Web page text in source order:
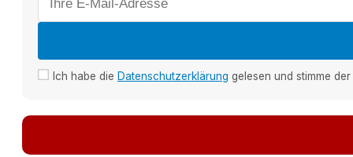
Mail-
Adresse
Benachrichtigung
Ich habe die Datenschutzerklärung gelesen und stimme